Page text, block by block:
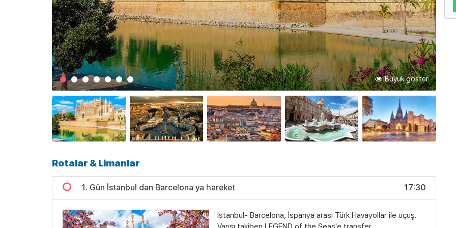
Büyük göster
Rotalar & Limanlar
1. Gün İstanbul dan Barcelona ya hareket 17:30
İstanbul- Barcelona, İspanya arası Türk Havayollar ile uçuş.